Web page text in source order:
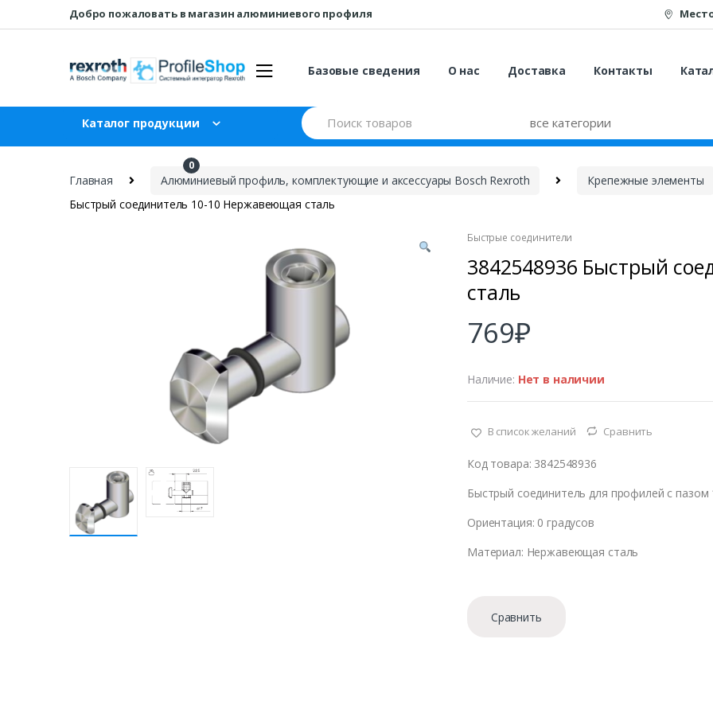
к
к
Добро пожаловать в магазин алюминиевого профиля
Базовые сведения О нас Доставка Контакты
Каталог продукции
Искать:
0
Главная Алюминиевый профиль, комплектующие и аксессуары Bosch Rexroth Крепежные элементы
Быстрый соединитель 10-10 Нержавеющая сталь
Быстрые соединители
3842548936 Быстрый
сталь
769₽
Наличие: Нет в наличии
В список желаний Сравнить
Код товара: 3842548936
Быстрый соединитель для профилей с
Ориентация: 0 градусов
Материал: Нержавеющая сталь
Сравнить